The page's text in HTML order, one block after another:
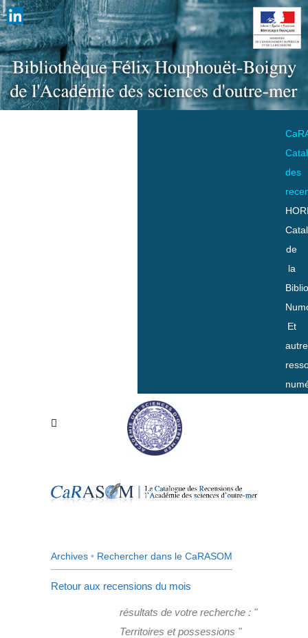
des
de
la
Et
Archives • Rechercher dans le CaRASOM
Retour aux recensions du mois
résultats de votre recherche : "
Territoires et possessions "